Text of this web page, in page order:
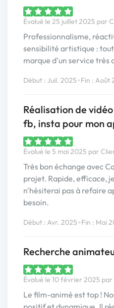
Évalué le 25 juillet 2025 par
Professionnalisme,
sensibilité artistique :
marque d'un service très
Début : Juil. 2025•Fin : Août
Réalisation de
fb, insta pour mon
Évalué le 5 mai 2025 par
Très bon échange avec
projet. Rapide, efficace,
n'hésiterai pas à refaire
besoin.
Début : Avr. 2025•Fin : Mai
Recherche
Évalué le 10 février 2025
Le film-animé est top !